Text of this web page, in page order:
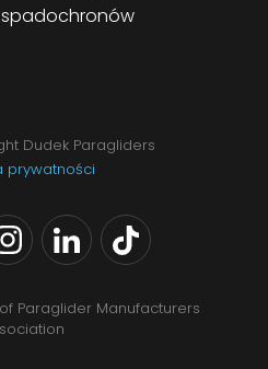
spadochronów
Dudek Paragliders
prywatności
Paraglider Manufacturers